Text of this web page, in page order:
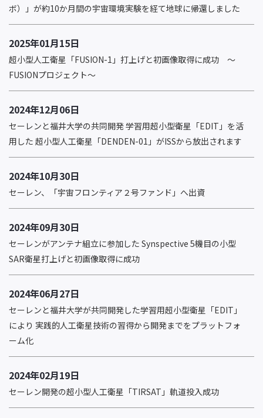
ボ）」が約10か月間の宇宙環境実験を経て地球に帰還しました
2025年01月15日
超小型人工衛星「FUSION-1」打上げと初画像取得に成功 ～
FUSIONプロジェクト～
2024年12月06日
セーレンと福井大学の共同開発 学習用超小型衛星「EDIT」を活
用した 超小型人工衛星「DENDEN-01」がISSから放出されます
2024年10月30日
セーレン、「宇宙フロンティア２号ファンド」へ出資
2024年09月30日
セーレンがアンテナ組立に参加した Synspective 5機目の小型
SAR衛星打上げと初画像取得に成功
2024年06月27日
セーレンと福井大学が共同開発した学習用超小型衛星「EDIT」
により 実践的人工衛星技術の習得から開発までをプラットフォ
ーム化
2024年02月19日
セーレン開発の超小型人工衛星「TIRSAT」軌道投入成功